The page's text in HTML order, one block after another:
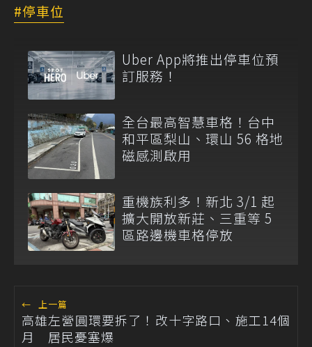
停車位
Uber App將推出停車位預
訂服務！
全台最高智慧車格！台中
和平區梨山、環山 56 格地
磁感測啟用
重機族利多！新北 3/1 起
擴大開放新莊、三重等 5
區路邊機車格停放
← 上一篇
高雄左營圓環要拆了！改十字路口、施工14個
月 居民憂塞爆